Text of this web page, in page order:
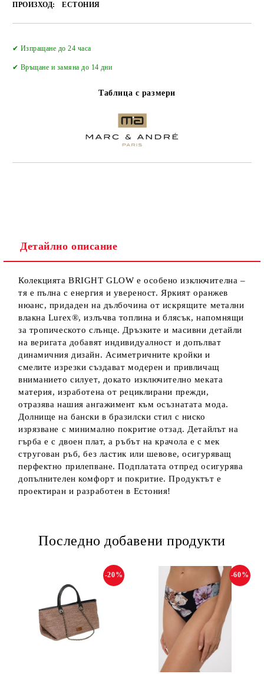
ПРОИЗХОД:
ЕСТОНИЯ
✔ Изпращане до 24 часа
✔ Връщане и замяна до 14 дни
Таблица с размери
Детайлно описание
Колекцията BRIGHT GLOW е особено изключителна –
тя е пълна с енергия и увереност. Яркият оранжев
нюанс, придаден на дълбочина от искрящите метални
влакна Lurex®, излъчва топлина и блясък, напомнящи
за тропическото слънце. Дръзките и масивни детайли
на веригата добавят индивидуалност и допълват
динамичния дизайн. Асиметричните кройки и
смелите изрезки създават модерен и привличащ
вниманието силует, докато изключително меката
материя, изработена от рециклирани прежди,
отразява нашия ангажимент към осъзнатата мода.
Долнище на бански в бразилски стил с ниско
изрязване с минимално покритие отзад. Детайлът на
гърба е с двоен плат, а ръбът на крачола е с мек
стругован ръб, без ластик или шевове, осигуряващ
перфектно прилепване. Подплатата отпред осигурява
допълнителен комфорт и покритие. Продуктът е
проектиран и разработен в Естония!
Последно добавени продукти
-20% -60%